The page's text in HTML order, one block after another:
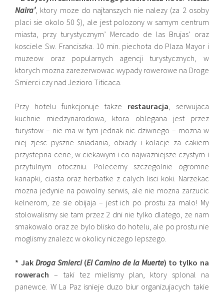
Naira’, ktory moze do najtanszych nie nalezy (za 2 osoby
placi sie okolo 50 $), ale jest polozony w samym centrum
miasta, przy turystycznym’ Mercado de las Brujas’ oraz
kosciele Sw. Franciszka. 10 min. piechota do Plaza Mayor i
muzeow oraz popularnych agencji turystycznych, w
ktorych mozna zarezerwowac wypady rowerowe na Droge
Smierci czy nad Jezioro Titicaca.
Przy hotelu funkcjonuje takze restauracja, serwujaca
kuchnie miedzynarodowa, ktora oblegana jest przez
turystow – nie ma w tym jednak nic dziwnego – mozna w
niej zjesc pyszne sniadania, obiady i kolacje za cakiem
przystepna cene, w ciekawym i co najwazniejsze czystym i
przytulnym otoczniu. Polecemy szczegolnie ogromne
kanapki, ciasta oraz herbatke z calych lisci koki. Narzekac
mozna jedynie na powolny serwis, ale nie mozna zarzucic
kelnerom, ze sie obijaja – jest ich po prostu za malo! My
stolowalismy sie tam przez 2 dni nie tylko dlatego, ze nam
smakowalo oraz ze bylo blisko do hotelu, ale po prostu nie
moglismy znalezc w okolicy niczego lepszego.
* Jak Droga Smierci(El Camino de la Muerte) to tylko na
rowerach – taki tez mielismy plan, ktory splonal na
panewce. W La Paz isnieje duzo biur organizujacych takie